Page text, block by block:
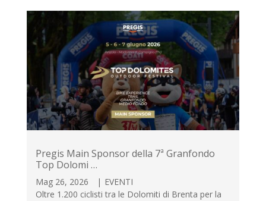
Pregis Main Sponsor della 7ª Granfondo
Top Dolomi …
Mag 26, 2026 | EVENTI
Oltre 1.200 ciclisti tra le Dolomiti di Brenta per la